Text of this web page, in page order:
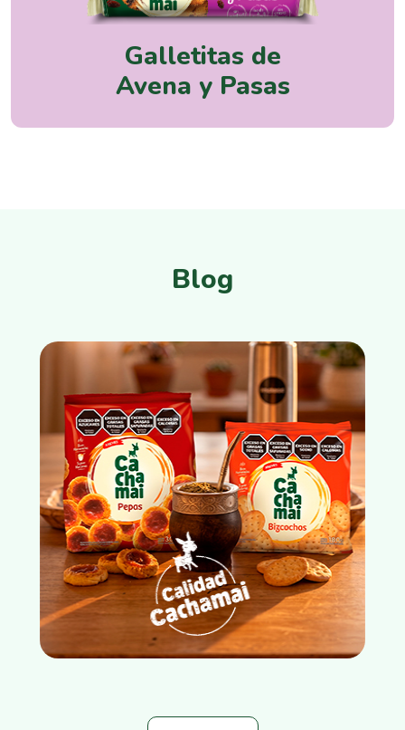
Galletitas de
Avena y Pasas
Blog